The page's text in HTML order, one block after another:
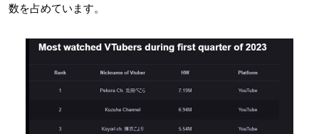
数を占めています。